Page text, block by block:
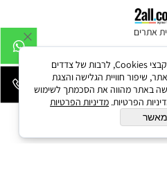
אתרים
לידיעתך, באתרנו נעשה שימוש בקבצי Cookies, לרבות של צדדים
שיפור חוויית הגלישה והצגת
באתר מהווה את הסכמתך לשימוש
הפרטיות. מדיניות הפרטיות
מאשר